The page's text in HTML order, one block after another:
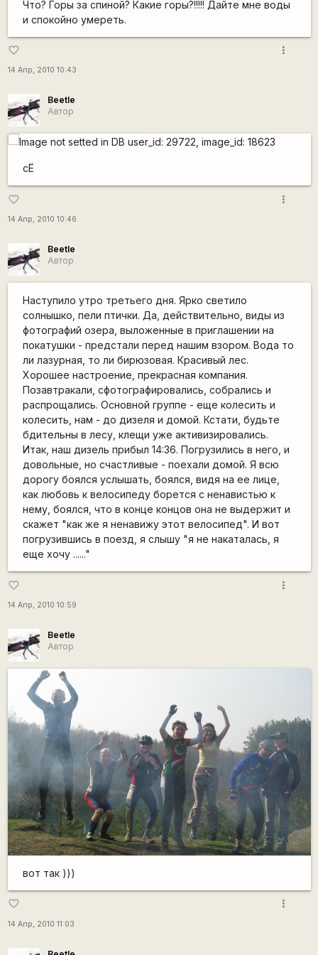
Что? Горы за спиной? Какие горы?!!!!! Дайте мне воды
и спокойно умереть.
favorite_border
14 Апр, 2010 10:43
more_vert
Beetle
Автор
сЁ
favorite_border
14 Апр, 2010 10:46
more_vert
Beetle
Автор
Наступило утро третьего дня. Ярко светило
солнышко, пели птички. Да, действительно, виды из
фотографий озера, выложенные в приглашении на
покатушки - предстали перед нашим взором. Вода то
ли лазурная, то ли бирюзовая. Красивый лес.
Хорошее настроение, прекрасная компания.
Позавтракали, сфотографировались, собрались и
распрощались. Основной группе - еще колесить и
колесить, нам - до дизеля и домой. Кстати, будьте
бдительны в лесу, клещи уже активизировались.
Итак, наш дизель прибыл 14:36. Погрузились в него, и
довольные, но счастливые - поехали домой. Я всю
дорогу боялся услышать, боялся, видя на ее лице,
как любовь к велосипеду борется с ненавистью к
нему, боялся, что в конце концов она не выдержит и
скажет "как же я ненавижу этот велосипед". И вот
погрузившись в поезд, я слышу "я не накаталась, я
еще хочу ......"
favorite_border
14 Апр, 2010 10:59
more_vert
Beetle
Автор
вот так )))
favorite_border
14 Апр, 2010 11:03
more_vert